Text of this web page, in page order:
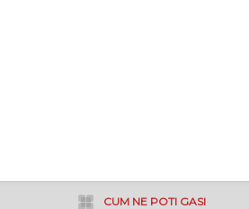
CUM NE POTI GASI